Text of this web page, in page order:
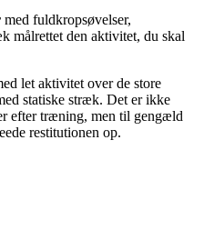
med fuldkropsøvelser,
målrettet den aktivitet, du skal
let aktivitet over de store
statiske stræk. Det er ikke
efter træning, men til gengæld
restitutionen op.